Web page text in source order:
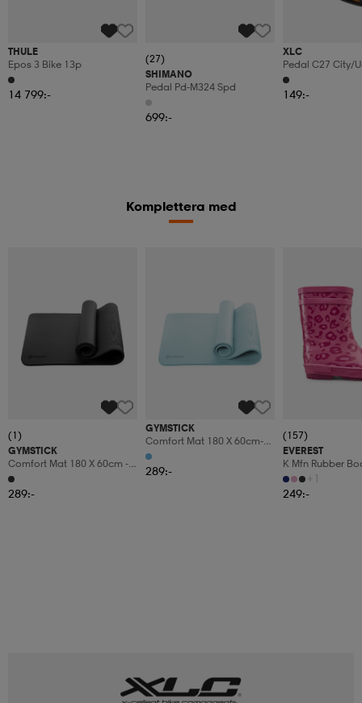
THULE
Epos 3 Bike 13p
14 799:-
(27)
SHIMANO
Pedal Pd-M324 Spd
699:-
XLC
Pedal C27 City/
149:-
Komplettera med
(1)
GYMSTICK
Comfort Mat 180 X 60cm -
Zero Black
289:-
GYMSTICK
Comfort Mat 180 X 60cm-
Sky Blue
289:-
(157)
EVEREST
K Mfn Rubber
+1
249:-